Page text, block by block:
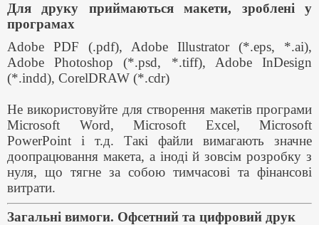
Для друку приймаються макети, зроблені у
програмах
Adobe PDF (.pdf), Adobe Illustrator (*.eps, *.ai),
Adobe Photoshop (*.psd, *.tiff), Adobe InDesign
(*.indd), CorelDRAW (*.cdr)
Не використовуйте для створення макетів програми
Microsoft Word, Microsoft Excel, Microsoft
PowerPoint і т.д. Такі файли вимагають значне
доопрацювання макета, а іноді й зовсім розробку з
нуля, що тягне за собою тимчасові та фінансові
витрати.
Загальні вимоги. Офсетний та цифровий друк